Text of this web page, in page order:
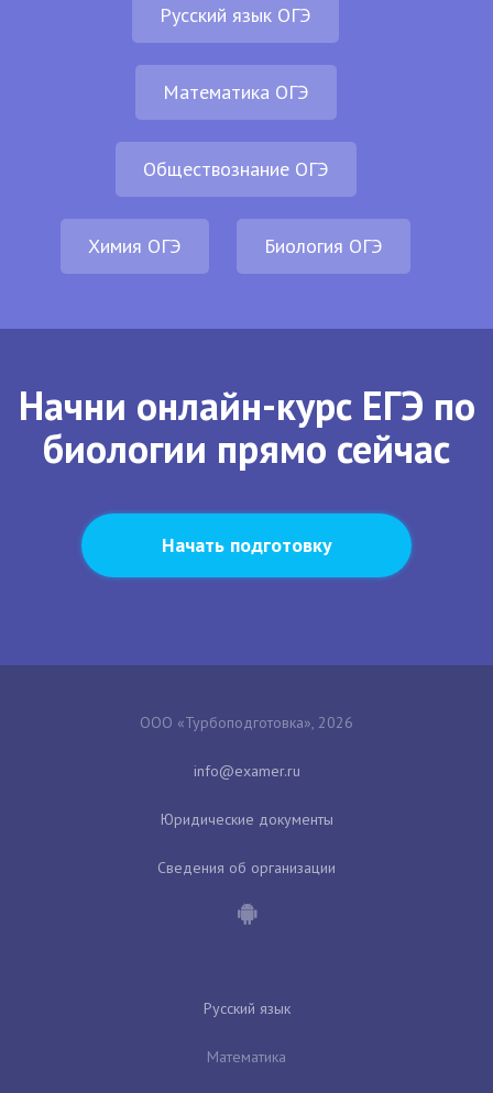
Русский язык ОГЭ
Математика ОГЭ
Обществознание ОГЭ
Химия ОГЭ Биология ОГЭ
Начни онлайн-курс ЕГЭ по
биологии прямо сейчас
Начать подготовку
ООО «Турбоподготовка», 2026
Юридические документы
Сведения об организации
Русский язык
Математика